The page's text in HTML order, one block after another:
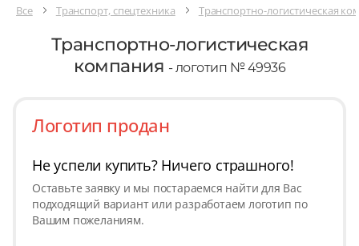
Все Транспорт, спецтехника Транспортно-логистическая
Транспортно-логистическая
компания - логотип № 49936
Логотип продан
Не успели купить? Ничего страшного!
Оставьте заявку и мы постараемся найти для Вас
подходящий вариант или разработаем логотип по
Вашим пожеланиям.